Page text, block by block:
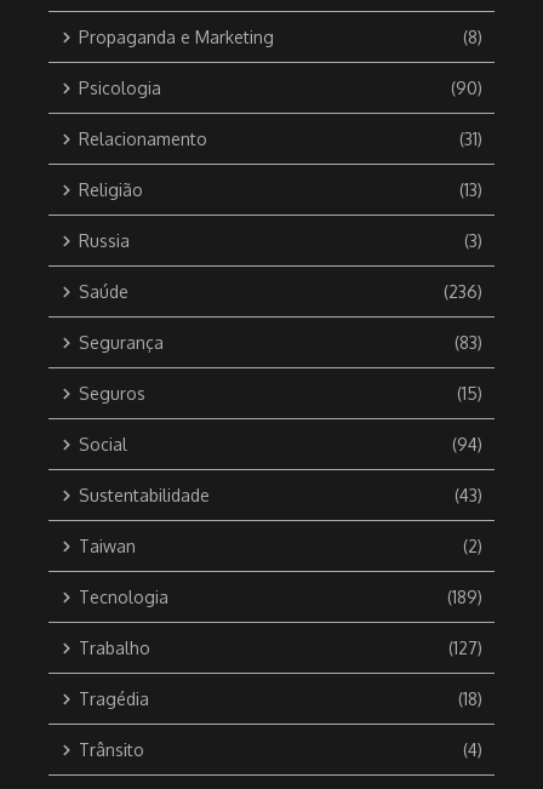
Propaganda e Marketing (8)
Psicologia (90)
Relacionamento (31)
Religião (13)
Russia (3)
Saúde (236)
Segurança (83)
Seguros (15)
Social (94)
Sustentabilidade (43)
Taiwan (2)
Tecnologia (189)
Trabalho (127)
Tragédia (18)
Trânsito (4)